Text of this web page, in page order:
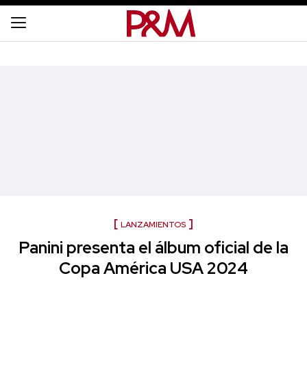
LANZAMIENTOS
Panini presenta el álbum oficial de la
Copa América USA 2024